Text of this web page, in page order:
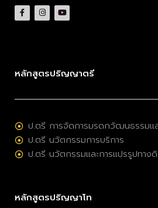
หลักสูตรปริญญาตรี
ป.ตรี การจัดการมรดกวัฒนธรรมแ
ป.ตรี นวัตกรรมการบริการ
ป.ตรี นวัตกรรมและการแปรรูปทาง
หลักสูตรปริญญาโท